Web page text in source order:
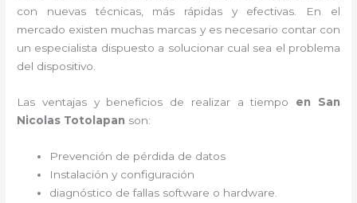
con nuevas técnicas, más rápidas y efectivas . En el
mercado existen muchas marcas y es necesario contar con
un especialista dispuesto a solucionar cual sea el problema
del dispositivo.
Las ventajas y beneficios de realizar a tiempo en San
Nicolas Totolapan son:
Prevención de pérdida de datos
Instalación y configuración
diagnóstico de fallas software o hardware